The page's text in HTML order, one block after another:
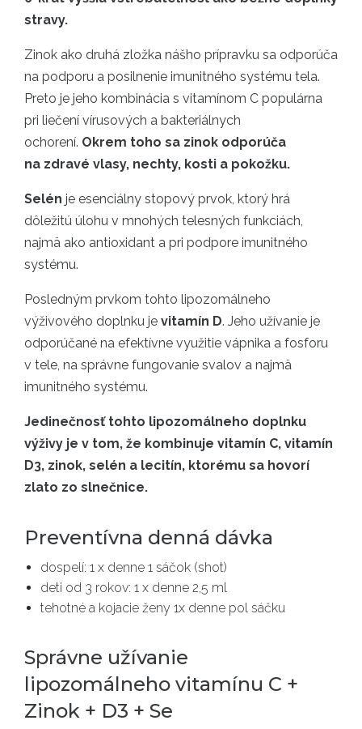
stravy.
Zinok ako druhá zložka nášho prípravku sa odporúča
na podporu a posilnenie imunitného systému tela.
Preto je jeho kombinácia s vitamínom C populárna
pri liečení vírusových a bakteriálnych
ochorení. Okrem toho sa zinok odporúča
na zdravé vlasy, nechty, kosti a pokožku.
Selén je esenciálny stopový prvok, ktorý hrá
dôležitú úlohu v mnohých telesných funkciách,
najmä ako antioxidant a pri podpore imunitného
systému.
Posledným prvkom tohto lipozomálneho
výživového doplnku je vitamín D. Jeho užívanie je
odporúčané na efektívne využitie vápnika a fosforu
v tele, na správne fungovanie svalov a najmä
imunitného systému.
Jedinečnosť tohto lipozomálneho doplnku
výživy je v tom, že kombinuje vitamín C, vitamín
D3, zinok, selén a lecitín, ktorému sa hovorí
zlato zo slnečnice.
Preventívna denná dávka
dospelí: 1 x denne 1 sáčok (shot)
deti od 3 rokov: 1 x denne 2,5 ml
tehotné a kojacie ženy 1x denne pol sáčku
Správne užívanie
lipozomálneho vitamínu C +
Zinok + D3 + Se